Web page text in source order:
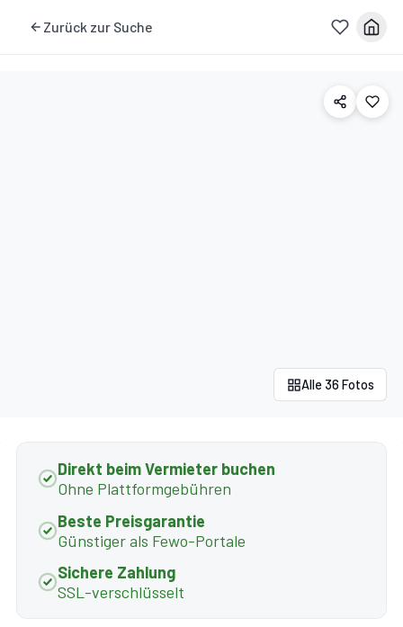
Zurück zur Suche
Alle 36 Fotos
Direkt beim Vermieter buchen
Ohne Plattformgebühren
Beste Preisgarantie
Günstiger als Fewo-Portale
Sichere Zahlung
SSL-verschlüsselt